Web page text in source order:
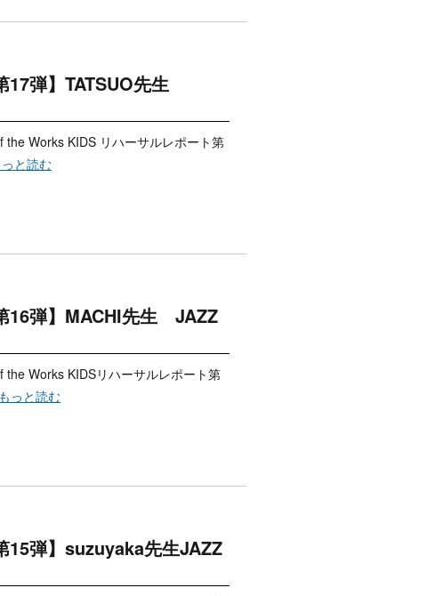
弾】TATSUO先生
Works KIDS リハーサルレポート第
と読む
16弾】MACHI先生 JAZZ
Works KIDSリハーサルレポート第
っと読む
15弾】suzuyaka先生JAZZ